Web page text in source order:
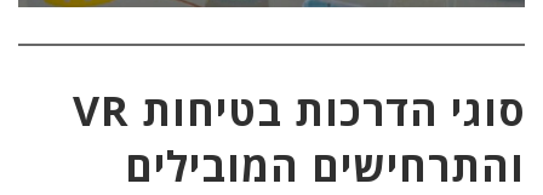
סוגי הדרכות בטיחות VR
והתרחישים המובילים